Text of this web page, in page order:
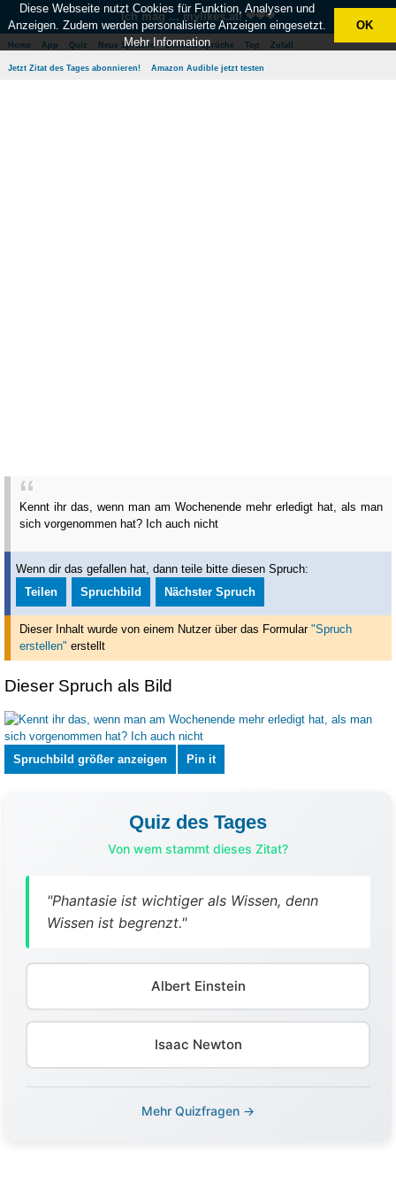
Ich mag ... mylikes.at! ❤❤❤
Home App Quiz Neue Sprüche Beliebte Sprüche Top Zufall
Jetzt Zitat des Tages abonnieren! Amazon Audible jetzt testen
Kennt ihr das, wenn man am Wochenende mehr erledigt hat, als man
sich vorgenommen hat? Ich auch nicht
Wenn dir das gefallen hat, dann teile bitte diesen Spruch:
Teilen
Spruchbild Nächster Spruch
Dieser Inhalt wurde von einem Nutzer über das Formular "Spruch
erstellen" erstellt
Dieser Spruch als Bild
Spruchbild größer anzeigen Pin it
Quiz des Tages
Von wem stammt dieses Zitat?
"Phantasie ist wichtiger als Wissen, denn
Wissen ist begrenzt."
Albert Einstein
Isaac Newton
Mehr Quizfragen →
Diese Webseite nutzt Cookies für Funktion, Analysen und
Anzeigen. Zudem werden personalisierte Anzeigen eingesetzt.
Mehr Information
OK